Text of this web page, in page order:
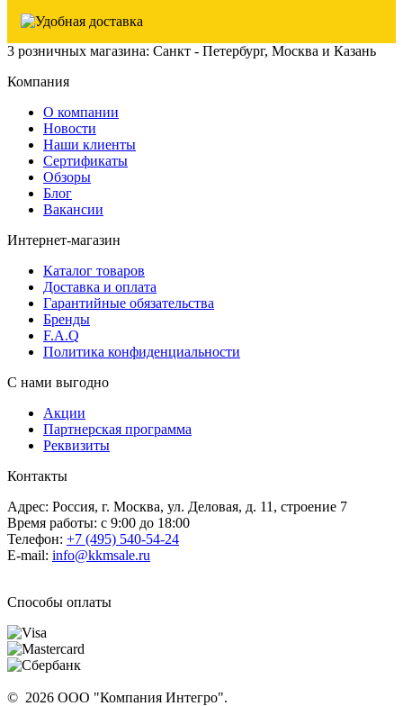
3 розничных магазина: Санкт - Петербург, Москва и Казань
Компания
О компании
Новости
Наши клиенты
Сертификаты
Обзоры
Блог
Вакансии
Интернет-магазин
Каталог товаров
Доставка и оплата
Гарантийные обязательства
Бренды
F.A.Q
Политика конфиденциальности
С нами выгодно
Акции
Партнерская программа
Реквизиты
Контакты
Адрес: Россия, г. Москва, ул. Деловая, д. 11, строение 7
Время работы: с 9:00 до 18:00
Телефон: +7 (495) 540-54-24
E-mail: info@kkmsale.ru
Способы оплаты
© 2026 ООО "Компания Интегро".